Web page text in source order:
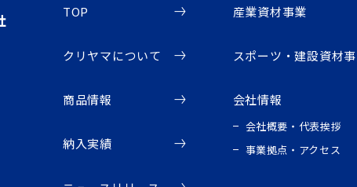
TOP
クリヤマについて
商品情報
納入実績
産業資材事業
スポーツ・建設資材
会社情報
会社概要・代表挨拶
事業拠点・アクセス